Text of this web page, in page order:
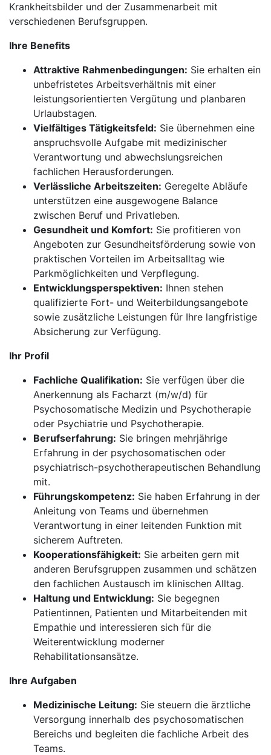
Krankheitsbilder und der Zusammenarbeit mit
verschiedenen Berufsgruppen.
Ihre Benefits
Attraktive Rahmenbedingungen: Sie erhalten ein
unbefristetes Arbeitsverhältnis mit einer
leistungsorientierten Vergütung und planbaren
Urlaubstagen.
Vielfältiges Tätigkeitsfeld: Sie übernehmen eine
anspruchsvolle Aufgabe mit medizinischer
Verantwortung und abwechslungsreichen
fachlichen Herausforderungen.
Verlässliche Arbeitszeiten: Geregelte Abläufe
unterstützen eine ausgewogene Balance
zwischen Beruf und Privatleben.
Gesundheit und Komfort: Sie profitieren von
Angeboten zur Gesundheitsförderung sowie von
praktischen Vorteilen im Arbeitsalltag wie
Parkmöglichkeiten und Verpflegung.
Entwicklungsperspektiven: Ihnen stehen
qualifizierte Fort- und Weiterbildungsangebote
sowie zusätzliche Leistungen für Ihre langfristige
Absicherung zur Verfügung.
Ihr Profil
Fachliche Qualifikation: Sie verfügen über die
Anerkennung als Facharzt (m/w/d) für
Psychosomatische Medizin und Psychotherapie
oder Psychiatrie und Psychotherapie.
Berufserfahrung: Sie bringen mehrjährige
Erfahrung in der psychosomatischen oder
psychiatrisch-psychotherapeutischen Behandlung
mit.
Führungskompetenz: Sie haben Erfahrung in der
Anleitung von Teams und übernehmen
Verantwortung in einer leitenden Funktion mit
sicherem Auftreten.
Kooperationsfähigkeit: Sie arbeiten gern mit
anderen Berufsgruppen zusammen und schätzen
den fachlichen Austausch im klinischen Alltag.
Haltung und Entwicklung: Sie begegnen
Patientinnen, Patienten und Mitarbeitenden mit
Empathie und interessieren sich für die
Weiterentwicklung moderner
Rehabilitationsansätze.
Ihre Aufgaben
Medizinische Leitung: Sie steuern die ärztliche
Versorgung innerhalb des psychosomatischen
Bereichs und begleiten die fachliche Arbeit des
Teams.